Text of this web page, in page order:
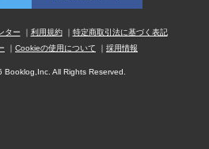
ター 利用規約
特定商取引法に基づく表記
Cookieの使用について 採用情報
All Rights Reserved.